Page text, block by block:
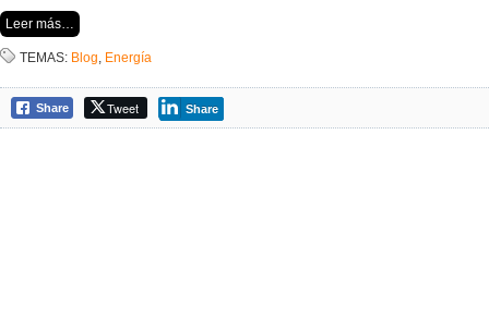
Leer más…
TEMAS: Blog, Energía
Share Tweet Share